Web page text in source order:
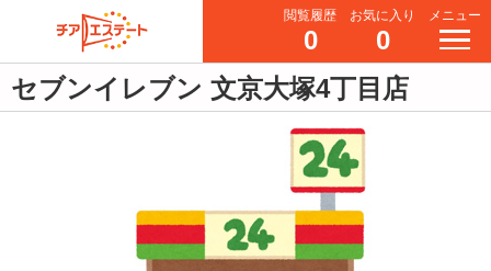
閲覧履歴
0
お気に入り
0
メニュー
セブンイレブン 文京大塚4丁目店